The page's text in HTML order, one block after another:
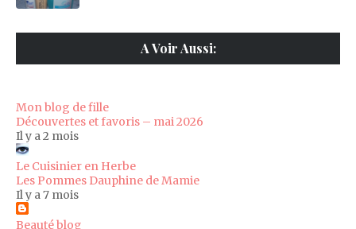
A Voir Aussi:
Mon blog de fille
Découvertes et favoris – mai 2026
Il y a 2 mois
Le Cuisinier en Herbe
Les Pommes Dauphine de Mamie
Il y a 7 mois
Beauté blog